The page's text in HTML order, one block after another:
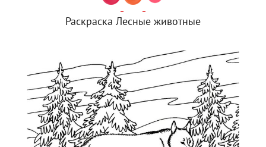
Раскраска Лесные животные